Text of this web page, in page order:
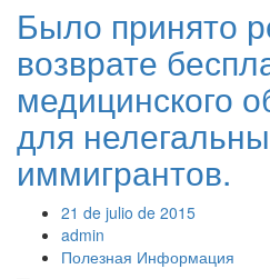
Было принято
возврате
медицинского
для
иммигрантов.
21 de julio de 2015
admin
Полезная Информация